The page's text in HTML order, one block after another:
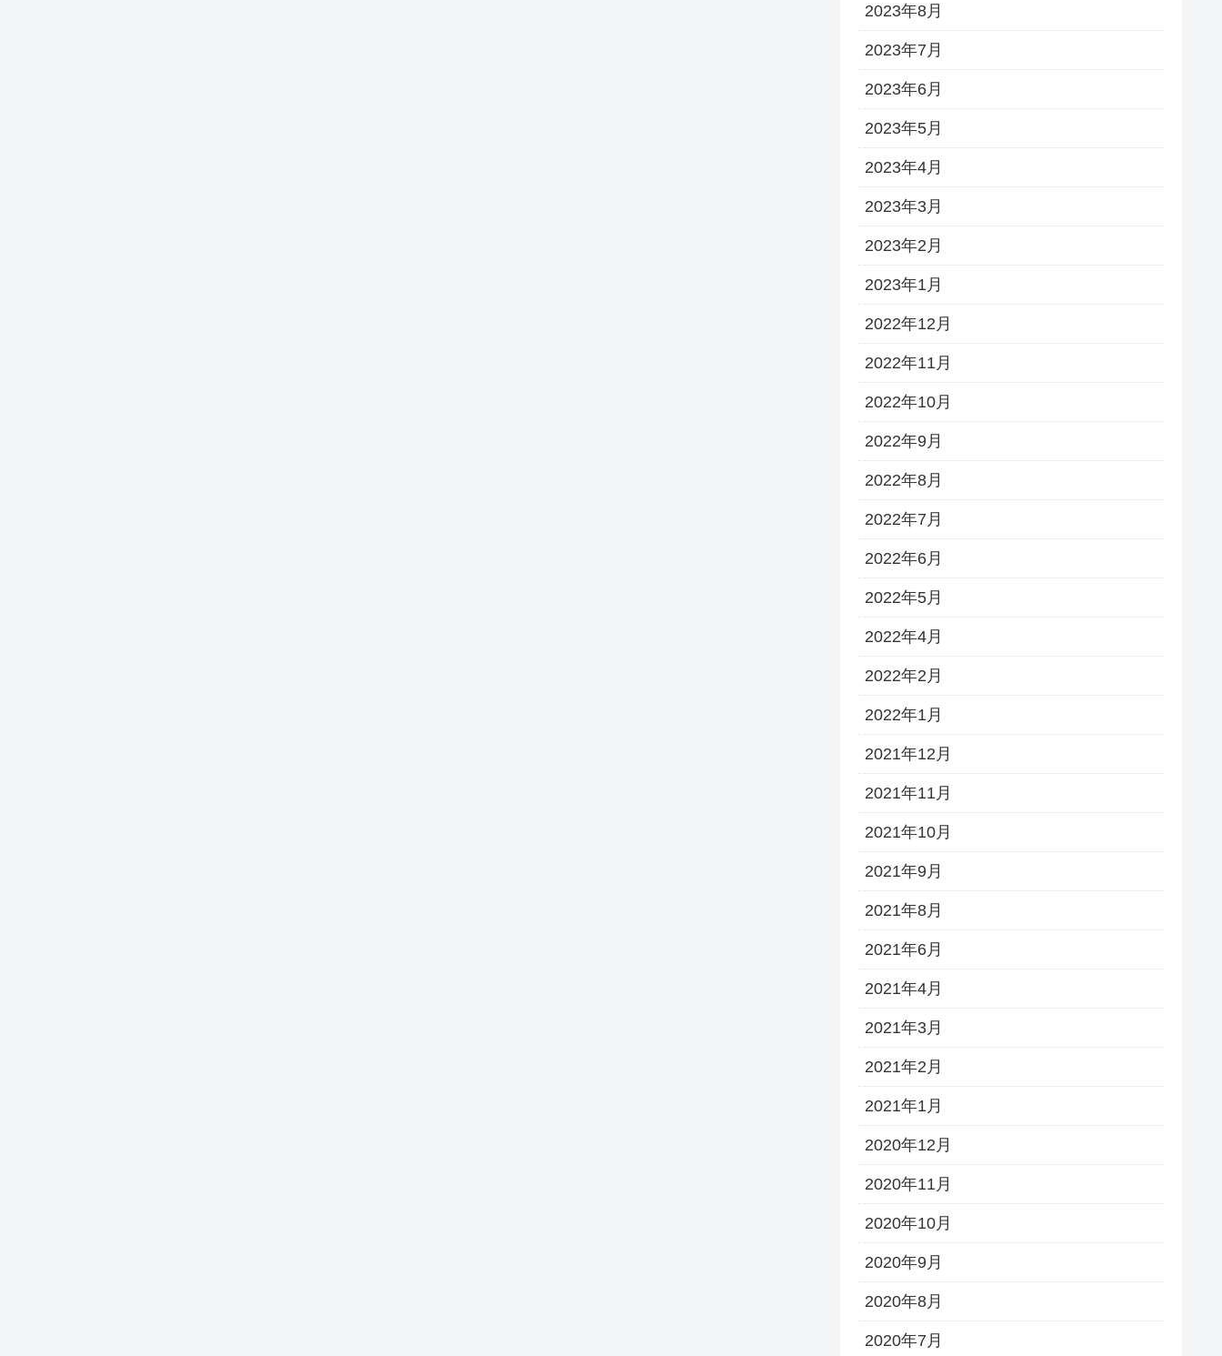
2023年8月
2023年7月
2023年6月
2023年5月
2023年4月
2023年3月
2023年2月
2023年1月
2022年12月
2022年11月
2022年10月
2022年9月
2022年8月
2022年7月
2022年6月
2022年5月
2022年4月
2022年2月
2022年1月
2021年12月
2021年11月
2021年10月
2021年9月
2021年8月
2021年6月
2021年4月
2021年3月
2021年2月
2021年1月
2020年12月
2020年11月
2020年10月
2020年9月
2020年8月
2020年7月